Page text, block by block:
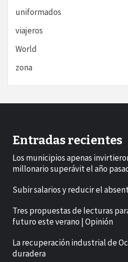
uniformados
viajeros
World
zona
Entradas recientes
Los municipios apenas
millonario superávit el año
Subir salarios y reducir el
Tres propuestas de lecturas
futuro este verano | Opinión
La recuperación industrial de
duradera